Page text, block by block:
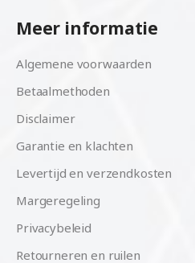
Meer informatie
Algemene voorwaarden
Betaalmethoden
Disclaimer
Garantie en klachten
Levertijd en verzendkosten
Margeregeling
Privacybeleid
Retourneren en ruilen